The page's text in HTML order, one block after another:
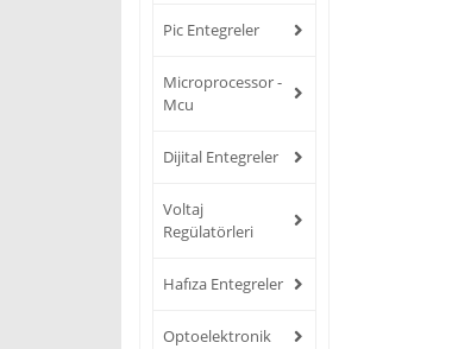
Pic Entegreler
Microprocessor -
Mcu
Dijital Entegreler
Voltaj
Regülatörleri
Hafıza Entegreler
Optoelektronik